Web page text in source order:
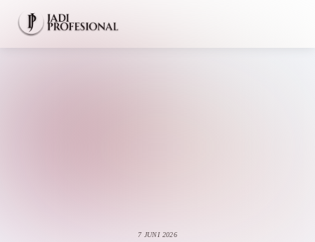
content
7 JUNI 2026